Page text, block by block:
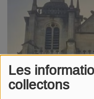
Les
collectons